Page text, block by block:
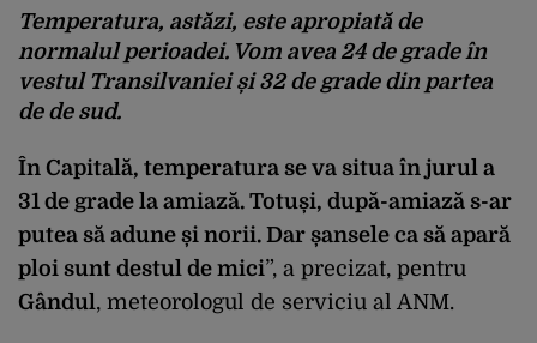
Temperatura, astăzi, este apropiată de
normalul perioadei. Vom avea 24 de grade în
vestul Transilvaniei și 32 de grade din partea
de de sud.
În Capitală, temperatura se va situa în jurul a
31 de grade la amiază. Totuși, după-amiază s-ar
putea să adune și norii. Dar șansele ca să apară
ploi sunt destul de mici”, a precizat, pentru
Gândul, meteorologul de serviciu al ANM.